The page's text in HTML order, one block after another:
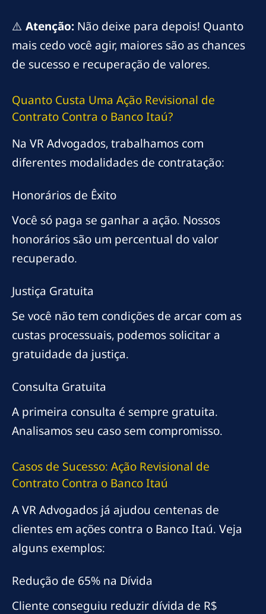
⚠️ Atenção: Não deixe para depois! Quanto
mais cedo você agir, maiores são as chances
de sucesso e recuperação de valores.
Quanto Custa Uma Ação Revisional de
Contrato Contra o Banco Itaú?
Na VR Advogados, trabalhamos com
diferentes modalidades de contratação:
Honorários de Êxito
Você só paga se ganhar a ação. Nossos
honorários são um percentual do valor
recuperado.
Justiça Gratuita
Se você não tem condições de arcar com as
custas processuais, podemos solicitar a
gratuidade da justiça.
Consulta Gratuita
A primeira consulta é sempre gratuita.
Analisamos seu caso sem compromisso.
Casos de Sucesso: Ação Revisional de
Contrato Contra o Banco Itaú
A VR Advogados já ajudou centenas de
clientes em ações contra o Banco Itaú. Veja
alguns exemplos:
Redução de 65% na Dívida
Cliente conseguiu reduzir dívida de R$